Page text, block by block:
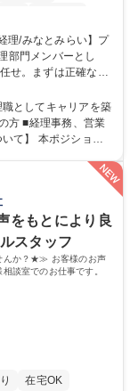
日祝休み
服装自由
せ。まずは正確な入
業務を進めながら段
理、記帳業務 ■既存
助 ■四半期・年次決
務範囲を広げていく
としてキャリアを築
方 ■経理事務、営業
基礎的な業務から担
料作成補助などへス
、決算月でも10時間
る環境です。 学
語学力： 資格：日商
をもとにより良
スタッフ
んか？★≫ お客様のお声
談室でのお仕事です。
在宅OK